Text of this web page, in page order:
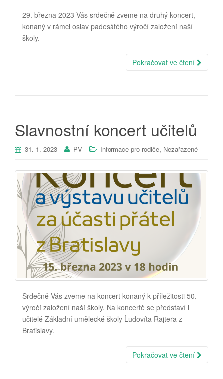
29. března 2023 Vás srdečně zveme na druhý koncert,
konaný v rámci oslav padesátého výročí založení naší
školy.
Pokračovat ve čtení
Slavnostní koncert učitelů
31. 1. 2023 PV Informace pro rodiče, Nezařazené
Srdečně Vás zveme na koncert konaný k příležitosti 50.
výročí založení naší školy. Na koncertě se představí i
učitelé Základní umělecké školy Ĺudovíta Rajtera z
Bratislavy.
Pokračovat ve čtení